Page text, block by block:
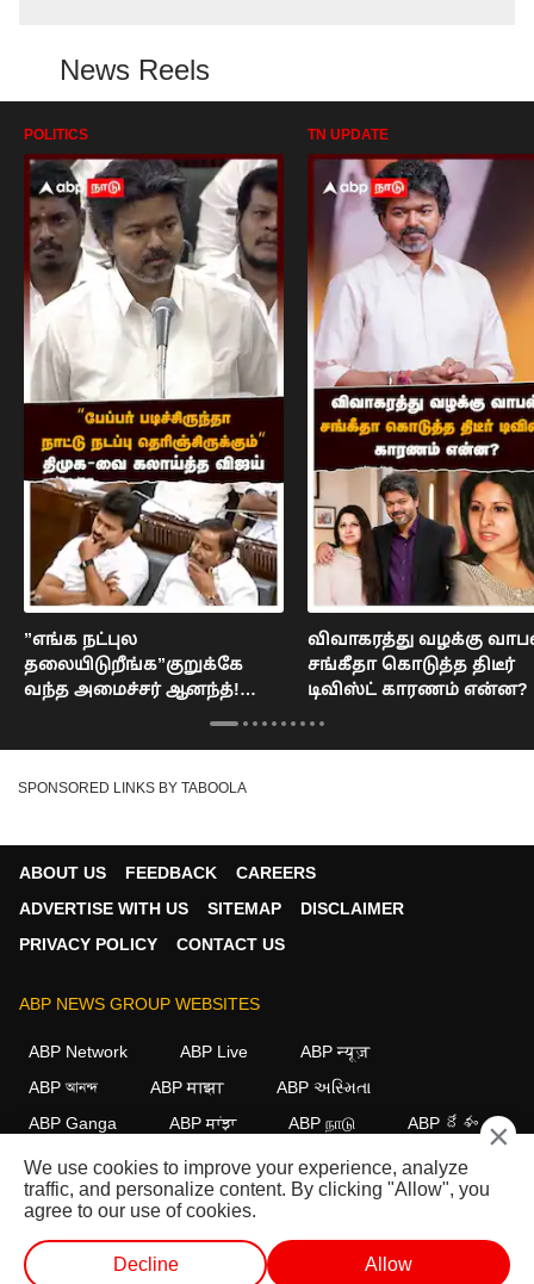
News Reels
POLITICS
”எங்க நட்புல
தலையிடுறீங்க”குறுக்கே
வந்த அமைச்சர் ஆனந்த்!
TN UPDATE
விவாகரத்து வழக்கு
சங்கீதா கொடுத்த திடீர்
டிவிஸ்ட் காரணம் என்ன?
SPONSORED LINKS BY TABOOLA
ABOUT US FEEDBACK
CAREERS
ADVERTISE WITH US
SITEMAP
DISCLAIMER
PRIVACY POLICY
CONTACT US
ABP NEWS GROUP WEBSITES
ABP Network ABP Live
ABP न्यूज़
ABP আনন্দ
ABP माझा
ABP અસ્મિતા
ABP Ganga
ABP ਸਾਂਝਾ ABP நாடு ABP దేశం
FOLLOW US
This website follows the DNPA Code of Ethics. Copyright@2026.
×
We use cookies to improve your experience, analyze
traffic, and personalize content. By clicking "Allow", you
agree to our use of cookies.
Decline Allow